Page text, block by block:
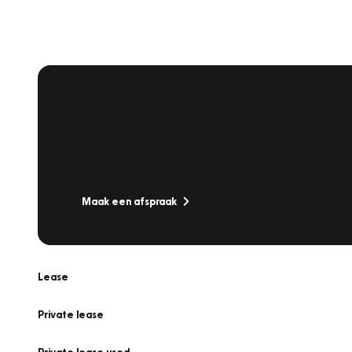
Maak een afspraak
Lease
Private lease